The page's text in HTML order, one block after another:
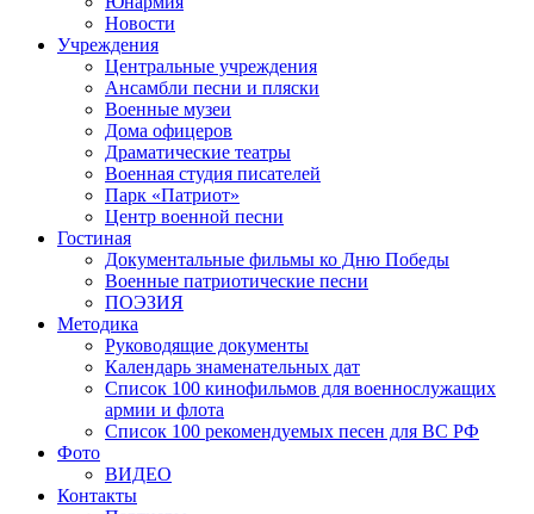
Новости
Учреждения
Центральные учреждения
Ансамбли песни и пляски
Военные музеи
Дома офицеров
Драматические театры
Военная студия писателей
Парк «Патриот»
Центр военной песни
Гостиная
Документальные фильмы ко Дню Победы
Военные патриотические песни
ПОЭЗИЯ
Методика
Руководящие документы
Календарь знаменательных дат
Список 100 кинофильмов для военнослужащих
армии и флота
Список 100 рекомендуемых песен для ВС РФ
Фото
ВИДЕО
Контакты